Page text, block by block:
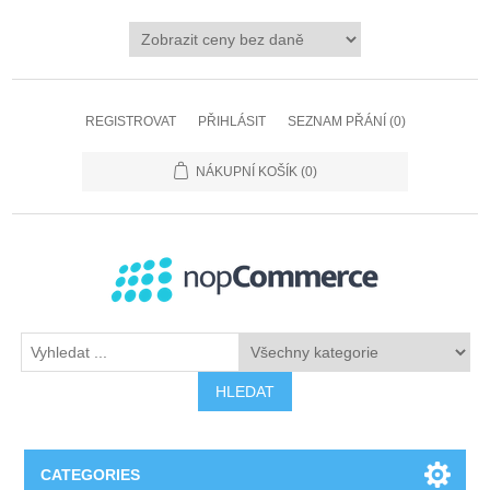
REGISTROVAT PŘIHLÁSIT SEZNAM PŘÁNÍ (0)
NÁKUPNÍ KOŠÍK (0)
HLEDAT
CATEGORIES